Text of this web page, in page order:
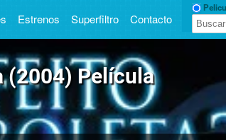
Estrenos Superfiltro Contacto
(2004) Película